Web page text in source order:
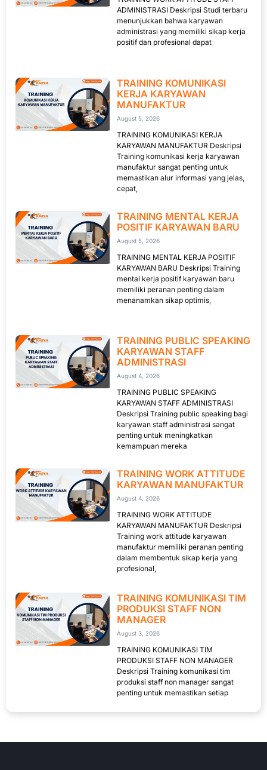
ADMINISTRASI Deskripsi Studi terbaru
menunjukkan bahwa karyawan
administrasi yang memiliki sikap kerja
positif dan profesional dapat
TRAINING KOMUNIKASI
KERJA KARYAWAN
MANUFAKTUR
August 5, 2026
TRAINING KOMUNIKASI KERJA
KARYAWAN MANUFAKTUR Deskripsi
Training komunikasi kerja karyawan
manufaktur sangat penting untuk
memastikan alur informasi yang jelas,
cepat,
TRAINING MENTAL KERJA
POSITIF KARYAWAN BARU
August 5, 2026
TRAINING MENTAL KERJA POSITIF
KARYAWAN BARU Deskripsi Training
mental kerja positif karyawan baru
memiliki peranan penting dalam
menanamkan sikap optimis,
TRAINING PUBLIC SPEAKING
KARYAWAN STAFF
ADMINISTRASI
August 4, 2026
TRAINING PUBLIC SPEAKING
KARYAWAN STAFF ADMINISTRASI
Deskripsi Training public speaking bagi
karyawan staff administrasi sangat
penting untuk meningkatkan
kemampuan mereka
TRAINING WORK ATTITUDE
KARYAWAN MANUFAKTUR
August 4, 2026
TRAINING WORK ATTITUDE
KARYAWAN MANUFAKTUR Deskripsi
Training work attitude karyawan
manufaktur memiliki peranan penting
dalam membentuk sikap kerja yang
profesional,
TRAINING KOMUNIKASI TIM
PRODUKSI STAFF NON
MANAGER
August 3, 2026
TRAINING KOMUNIKASI TIM
PRODUKSI STAFF NON MANAGER
Deskripsi Training komunikasi tim
produksi staff non manager sangat
penting untuk memastikan setiap